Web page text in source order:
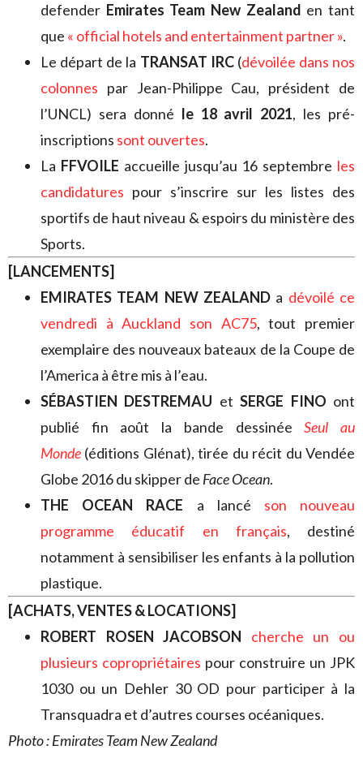
defender Emirates Team New Zealand en tant
que « official hotels and entertainment partner ».
Le départ de la TRANSAT IRC(dévoilée dans nos
colonnes par Jean-Philippe Cau, président de
l’UNCL) sera donné le 18 avril 2021, les pré-
inscriptions sont ouvertes.
La FFVOILE accueille jusqu’au 16 septembre les
candidatures pour s’inscrire sur les listes des
sportifs de haut niveau & espoirs du ministère des
Sports.
[LANCEMENTS]
EMIRATES TEAM NEW ZEALAND a dévoilé ce
vendredi à Auckland son AC75, tout premier
exemplaire des nouveaux bateaux de la Coupe de
l’America à être mis à l’eau.
SÉBASTIEN DESTREMAU etSERGE FINO ont
publié fin août la bande dessinéeSeul au
Monde (éditions Glénat), tirée du récit du Vendée
Globe 2016 du skipper de Face Ocean.
THE OCEAN RACE a lancé son nouveau
programme éducatif en français, destiné
notamment à sensibiliser les enfants à la pollution
plastique.
[ACHATS, VENTES & LOCATIONS]
ROBERT ROSEN JACOBSON
cherche un ou
plusieurs copropriétaires pour construire un JPK
1030 ou un Dehler 30 OD pour participer à la
Transquadra et d’autres courses océaniques.
Photo : Emirates Team New Zealand